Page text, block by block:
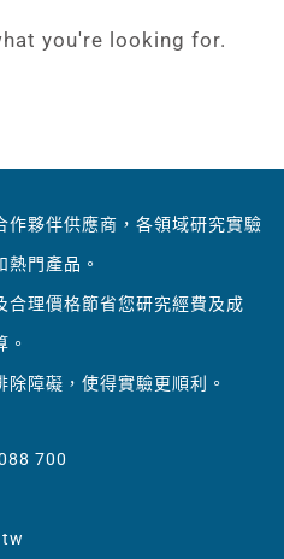
you're looking for.
作夥伴供應商，各領域研究實驗
門產品。
合理價格節省您研究經費及成
障礙，使得實驗更順利。
700